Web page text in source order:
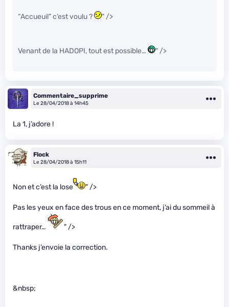
“Accueuil” c’est voulu ? " />
Venant de la HADOPI, tout est possible… " />
Commentaire_supprime
Le 28/04/2018 à 14h45
La 1, j’adore !
Flock
Le 28/04/2018 à 15h11
Non et c’est la lose " />
Pas les yeux en face des trous en ce moment, j’ai du sommeil à
rattraper… " />
Thanks j’envoie la correction.
&nbsp;